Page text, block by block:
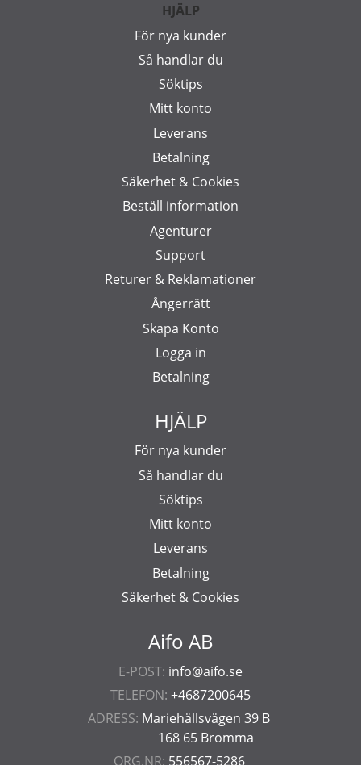
Aifo AB
E-POST: info@aifo.se
TELEFON: +4687200645
ADRESS: Mariehällsvägen 39 B
168 65 Bromma
ORG.NR: 556567-5286
HJÄLP
För nya kunder
Så handlar du
Söktips
Mitt konto
Leverans
Betalning
Säkerhet & Cookies
Beställ information
Agenturer
Support
Returer & Reklamationer
Ångerrätt
Skapa Konto
Logga in
Betalning
HJÄLP
För nya kunder
Så handlar du
Söktips
Mitt konto
Leverans
Betalning
Säkerhet & Cookies